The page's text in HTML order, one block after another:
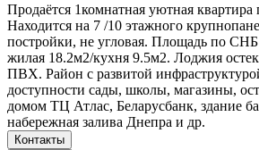
Продаётся 1комнатная уютная квартира
Находится на 7 /10 этажного
постройки, не угловая. Площадь по
жилая 18.2м2/кухня 9.5м2. Лоджия
ПВХ. Район с развитой
доступности сады, школы, магазины,
домом ТЦ Атлас, Беларусбанк, здание
набережная залива Днепра и др.
Контакты